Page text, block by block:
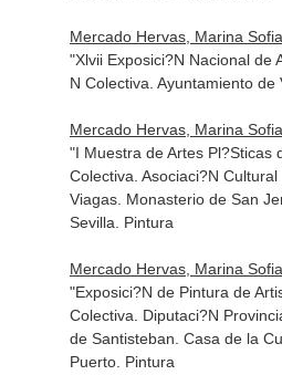
Mercado Hervas, Marina
"Xlvii Exposici?N Nacional de
N Colectiva. Ayuntamiento de
Mercado Hervas, Marina
"I Muestra de Artes Pl?Sticas
Colectiva. Asociaci?N
Viagas. Monasterio de San
Sevilla. Pintura
Mercado Hervas, Marina
"Exposici?N de Pintura de
Colectiva. Diputaci?N
de Santisteban. Casa de la
Puerto. Pintura